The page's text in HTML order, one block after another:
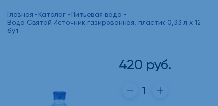
Главная Каталог
Питьевая вода
Вода Святой Источник газированная, пластик 0,33 л х 12
бут
420 руб.